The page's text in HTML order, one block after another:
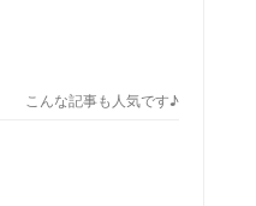
こんな記事も人気です♪